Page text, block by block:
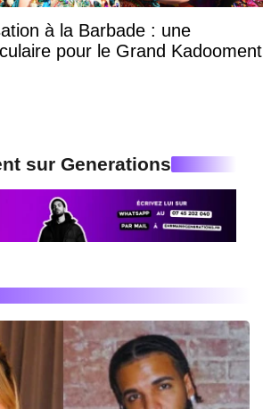
à la Barbade : une
pour le Grand Kadooment
sur Generations